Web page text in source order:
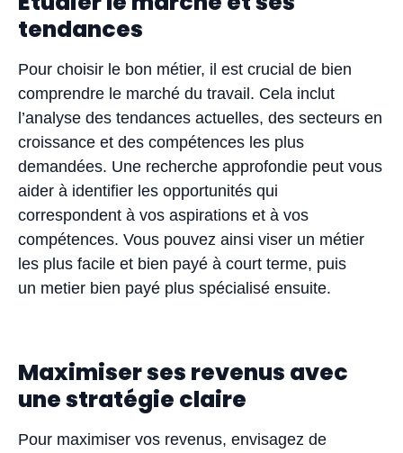
tendances
Pour choisir le bon métier, il est crucial de bien
comprendre le marché du travail. Cela inclut
l’analyse des tendances actuelles, des secteurs en
croissance et des compétences les plus
demandées. Une recherche approfondie peut vous
aider à identifier les opportunités qui
correspondent à vos aspirations et à vos
compétences. Vous pouvez ainsi viser un métier
les plus facile et bien payé à court terme, puis
un metier bien payé plus spécialisé ensuite.
Maximiser ses revenus avec
une stratégie claire
Pour maximiser vos revenus, envisagez de